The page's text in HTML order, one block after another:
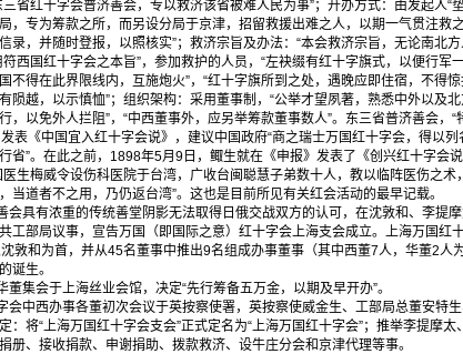
省红十字会普济善会，专以救济该省被难人民为事”；开办方式：由发起人“
，专为筹款之所，而另设分局于京津，招留救援出难之人，以期一气贯注救
录，并随时登报，以照核实”；救济宗旨及办法：“本会救济宗旨，无论南北方
西国红十字会之本旨”，参加救护的人员，“左袂缀有红十字旗式，以便行军
不得在此界限线内，互施炮火”，“红十字旗所到之处，遇晚应即住宿，不得
陨越，以示慎恤”；组织架构：采用董事制，“公举才望夙著，熟悉中外以及
，以免外人拦阻”，“中西董事外，应另举筹款董事数人”。东三省普济善会，“
《中国宜入红十字会说》，建议中国政府“商之瑞士万国红十字会，得以列
省”。在此之前，1898年5月9日，鲰生就在《申报》发表了《创兴红十字会
生梅威令设伤科医院于台湾，广收台闽聪慧子弟数十人，教以临阵医伤之术
当道者不之用，乃仍返台湾”。这也是目前所见有关红会活动的最早记载。
具有浓重的传统善堂阴影无法取得日俄交战双方的认可，在沈敦和、李提
工部局议事，宣告万国（即国际之意）红十字会上海支会成立。上海万国红
敦和为首，并从45名董事中推出9名组成办事董事（其中西董7人，华董2人
诞生。
会于上海丝业会馆，决定“先行筹备五万金，以期及早开办”。
中西办事各董初次会议于英按察使署，英按察使威金生、工部局总董安特
：将“上海万国红十字会支会”正式定名为“上海万国红十字会”；推举李提摩
册、接收捐款、申谢捐助、拨款救济、设牛庄分会和京津代理等事。